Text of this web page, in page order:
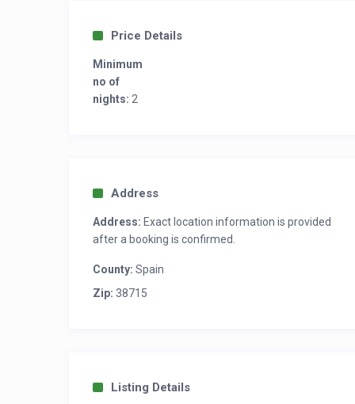
Price Details
Minimum
no of
nights: 2
Address
Address: Exact location information is provided
after a booking is confirmed.
County: Spain
Zip: 38715
Listing Details